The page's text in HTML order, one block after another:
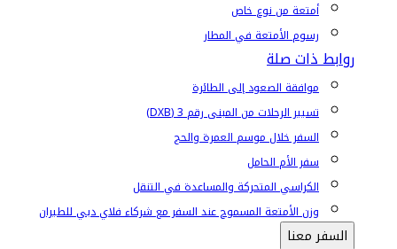
أمتعة من نوع خاص
رسوم الأمتعة في المطار
روابط ذات صلة
موافقة الصعود إلى الطائرة
تسيير الرحلات من المبنى رقم 3 (DXB)
السفر خلال موسم العمرة والحج
سفر الأم الحامل
الكراسي المتحركة والمساعدة في التنقل
وزن الأمتعة المسموح عند السفر مع شركاء فلاي دبي للطيران
السفر معنا